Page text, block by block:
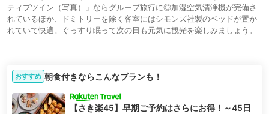
ティブツイン（写真）」ならグループ旅行に◎加湿空気清浄機が完備さ
れているほか、ドミトリーを除く客室にはシモンズ社製のベッドが置か
れていて快適。ぐっすり眠って次の日も元気に観光を楽しみましょう。
おすすめ 朝食付きならこんなプランも！
【さき楽45】早期ご予約はさらにお得！～45日